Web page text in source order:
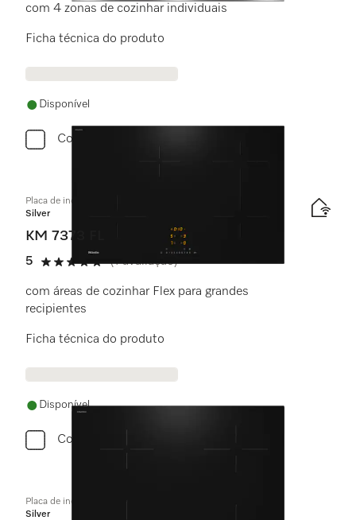
com 4 zonas de cozinhar individuais
Ficha técnica do produto
Disponível
Comparar
Placa de indução independente do forno
Silver
KM 7373 FL
5
5 estrela(s) de 5
(1 avaliação)
com áreas de cozinhar Flex para grandes
recipientes
Ficha técnica do produto
Disponível
Comparar
Placa de indução independente do forno
Silver